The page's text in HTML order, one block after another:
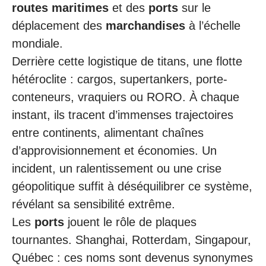
routes maritimes et des ports sur le
déplacement des marchandises à l’échelle
mondiale.
Derrière cette logistique de titans, une flotte
hétéroclite : cargos, supertankers, porte-
conteneurs, vraquiers ou RORO. À chaque
instant, ils tracent d’immenses trajectoires
entre continents, alimentant chaînes
d’approvisionnement et économies. Un
incident, un ralentissement ou une crise
géopolitique suffit à déséquilibrer ce système,
révélant sa sensibilité extrême.
Les ports jouent le rôle de plaques
tournantes. Shanghai, Rotterdam, Singapour,
Québec : ces noms sont devenus synonymes